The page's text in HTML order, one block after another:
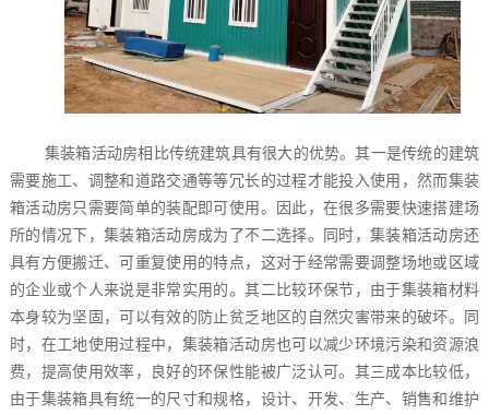
集装箱活动房相比传统建筑具有很大的优势。其一是传统的建筑
需要施工、调整和道路交通等等冗长的过程才能投入使用，然而集装
箱活动房只需要简单的装配即可使用。因此，在很多需要快速搭建场
所的情况下，集装箱活动房成为了不二选择。同时，集装箱活动房还
具有方便搬迁、可重复使用的特点，这对于经常需要调整场地或区域
的企业或个人来说是非常实用的。其二比较环保节，由于集装箱材料
本身较为坚固，可以有效的防止贫乏地区的自然灾害带来的破坏。同
时，在工地使用过程中，集装箱活动房也可以减少环境污染和资源浪
费，提高使用效率，良好的环保性能被广泛认可。其三成本比较低，
由于集装箱具有统一的尺寸和规格，设计、开发、生产、销售和维护